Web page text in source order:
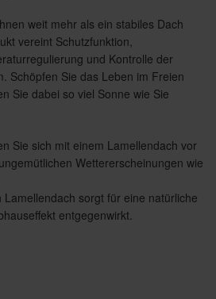
weit mehr als ein stabiles Dach
vereint Schutzfunktion,
und Kontrolle der
Schöpfen Sie das Leben im Freien
Sie dabei so viel Sonne wie Sie
Sie sich mit einem Lamellendach vor
Wettererscheinungen wie
Lamellendach sorgt für eine natürliche
entgegenwirkt.